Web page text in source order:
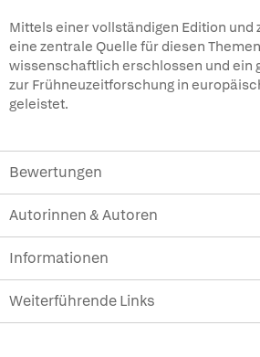
Mittels einer vollständigen Edition und
eine zentrale Quelle für diesen
wissenschaftlich erschlossen und ein
zur Frühneuzeitforschung in
geleistet.
Bewertungen
Autorinnen & Autoren
Informationen
Weiterführende Links